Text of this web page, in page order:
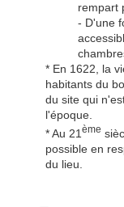
rempart
- D'une
* En 1622, la
habitants du
du site qui
l'époque.
* Au 21 ème
possible en
du lieu.